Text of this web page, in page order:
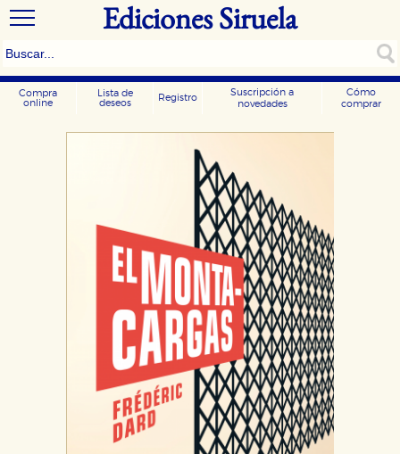
Ediciones Siruela
Compra
online
Lista de
deseos
Registro
Suscripción a
novedades
Cómo
comprar